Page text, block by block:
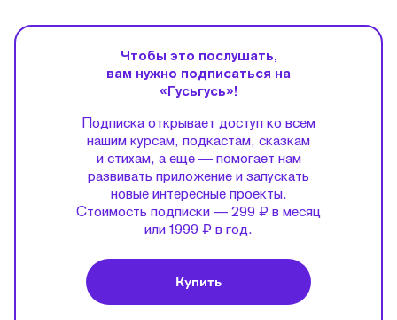
Чтобы это послушать,
вам нужно подписаться на
«Гусьгусь»!
Подписка открывает доступ ко всем
нашим курсам, подкастам, сказкам
и стихам, а еще — помогает нам
развивать приложение и запускать
новые интересные проекты.
Стоимость подписки — 299 ₽ в месяц
или 1999 ₽ в год.
Купить